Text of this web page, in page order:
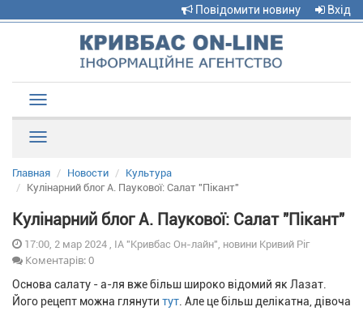
Повідомити новину Вхід
navigation
Главная Новости
Культура
Кулінарний блог А. Паукової: Салат "Пікант"
Кулінарний блог А. Паукової: Салат "Пікант"
17:00, 2 мар 2024 , ІА "Кривбас Он-лайн", новини Кривий Ріг
Коментарів: 0
Основа салату - а-ля вже більш широко відомий як Лазат.
Його рецепт можна глянути тут. Але це більш делікатна, дівоча